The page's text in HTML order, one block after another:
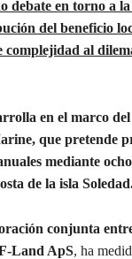
debate en torno a
del beneficio
complejidad al
en el marco
que pretende
mediante
de la isla
conjunta
Land ApS, ha